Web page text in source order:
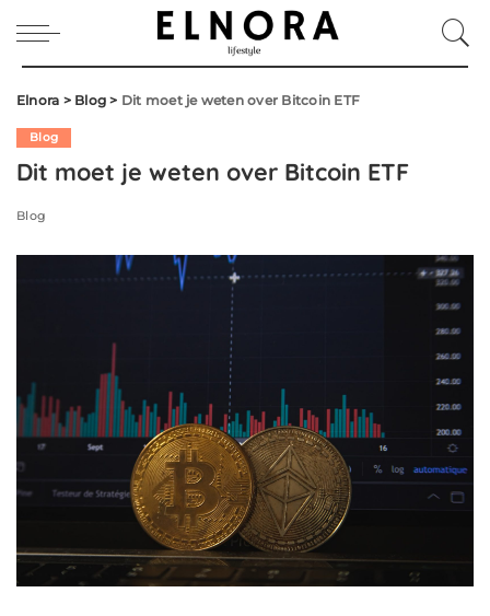
Elnora > Blog > Dit moet je weten over Bitcoin ETF
Blog
Dit moet je weten over Bitcoin ETF
Blog